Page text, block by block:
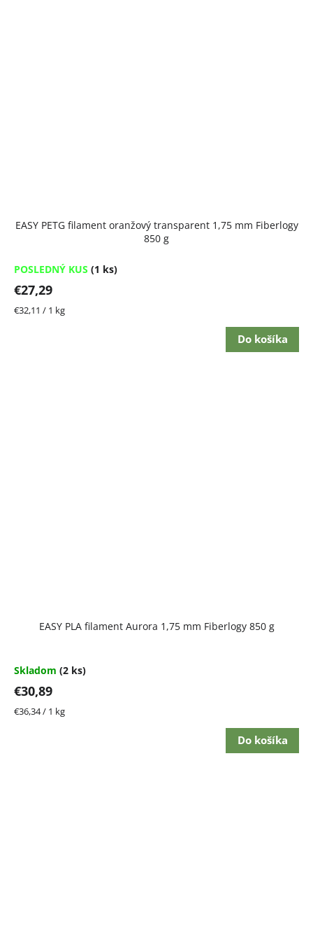
EASY PETG filament oranžový transparent 1,75 mm Fiberlogy
850 g
POSLEDNÝ KUS (1 ks)
€27,29
Jednotková
€32,11 / 1 kg
Do košíka
EASY PLA filament Aurora 1,75 mm Fiberlogy 850 g
Skladom (2 ks)
€30,89
Jednotková
€36,34 / 1 kg
Do košíka